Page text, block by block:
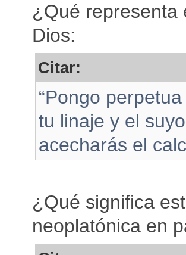
¿Qué representa
Dios:
Citar:
“Pongo
tu linaje y el
acecharás el
¿Qué significa
neoplatónica en